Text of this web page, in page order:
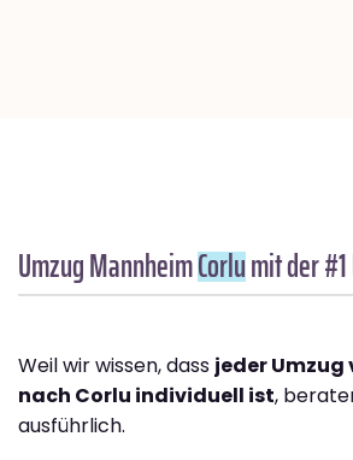
Umzug MannheimCorlumit der
Weil wir wissen, dass jeder Umzug
nach Corlu individuell ist,
ausführlich.